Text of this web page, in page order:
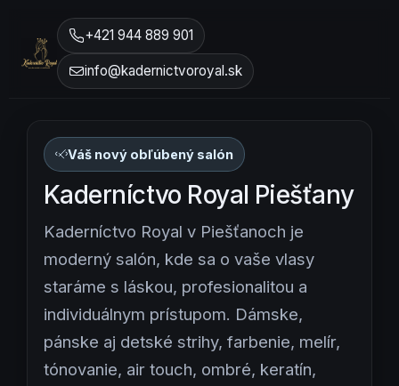
+421 944 889 901
info@kadernictvoroyal.sk
Váš nový obľúbený salón
Kaderníctvo Royal Piešťany
Kaderníctvo Royal v Piešťanoch je
moderný salón, kde sa o vaše vlasy
staráme s láskou, profesionalitou a
individuálnym prístupom. Dámske,
pánske aj detské strihy, farbenie, melír,
tónovanie, air touch, ombré, keratín,